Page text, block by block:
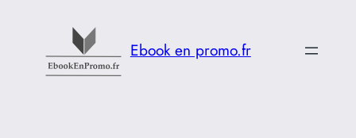
contenu
Ebook en promo.fr